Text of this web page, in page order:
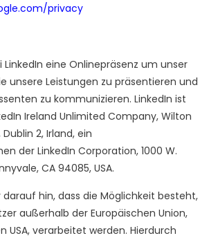
privacy
eine Onlinepräsenz um unser
unsere Leistungen zu präsentieren und
zu kommunizieren. LinkedIn ist
Ireland Unlimited Company, Wilton
2, Irland, ein
der LinkedIn Corporation, 1000 W.
CA 94085, USA.
darauf hin, dass die Möglichkeit besteht,
außerhalb der Europäischen Union,
USA, verarbeitet werden. Hierdurch